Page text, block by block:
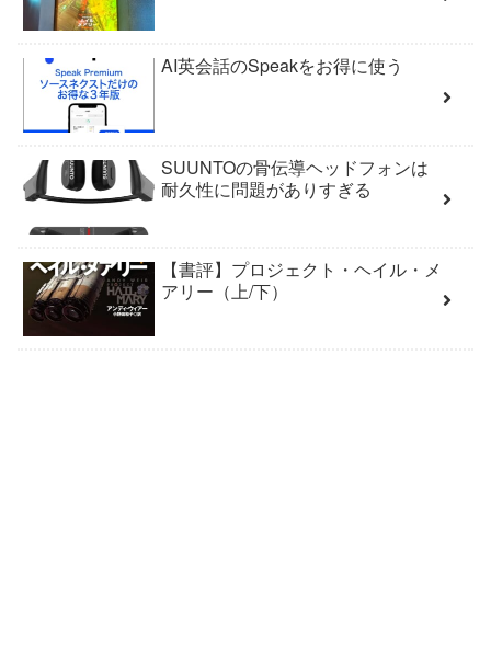
AI英会話のSpeakをお得に使う
SUUNTOの骨伝導ヘッドフォンは
耐久性に問題がありすぎる
【書評】プロジェクト・ヘイル・メ
アリー（上/下）